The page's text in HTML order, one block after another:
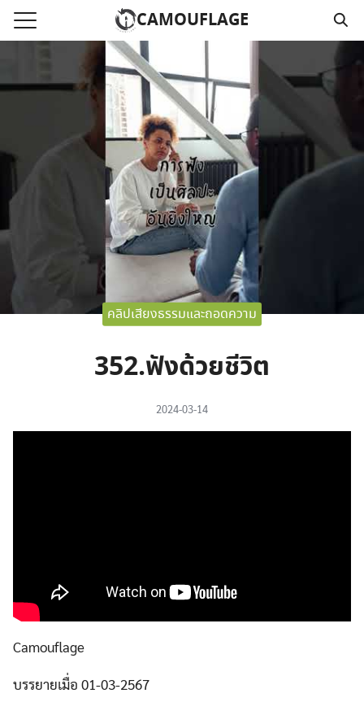
Skip
CAMOUFLAGE
ามคลิปเสียงธรรม
งสือออนไลน์
คลิปเสียงธรรมและถอดความ
352.ฟังด้วยชีวิต
2024-03-14
Camouflage
บรรยายเมื่อ 01-03-2567